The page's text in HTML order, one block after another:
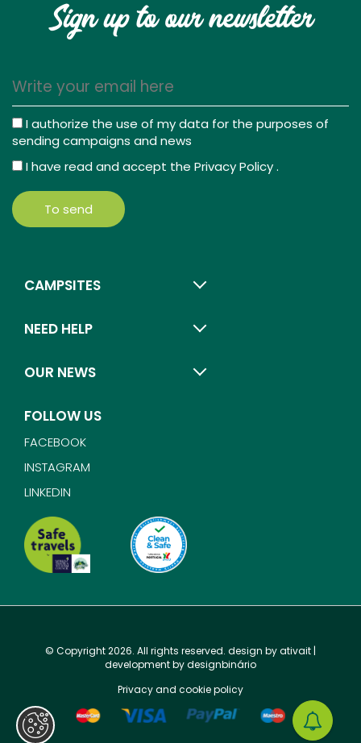
Sign up to our newsletter
I authorize the use of my data for the purposes of
sending campaigns and news
I have read and accept the Privacy Policy.
To send
CAMPSITES
NEED HELP
OUR NEWS
FOLLOW US
FACEBOOK
INSTAGRAM
LINKEDIN
© Copyright 2026. All rights reserved. design byativait |
development bydesignbinário
Privacy and cookie policy